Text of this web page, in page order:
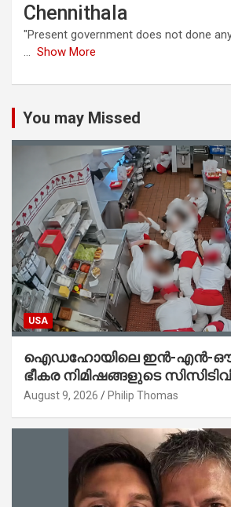
Chennithala
"Present government does not done
... Show More
You may Missed
USA
ഐഡഹോയിലെ ഇൻ-എൻ-ഔട്ട്
ഭീകര നിമിഷങ്ങളുടെ
പുറത്ത്; ആക്രമണത്തിന്
August 9, 2026 Philip Thomas